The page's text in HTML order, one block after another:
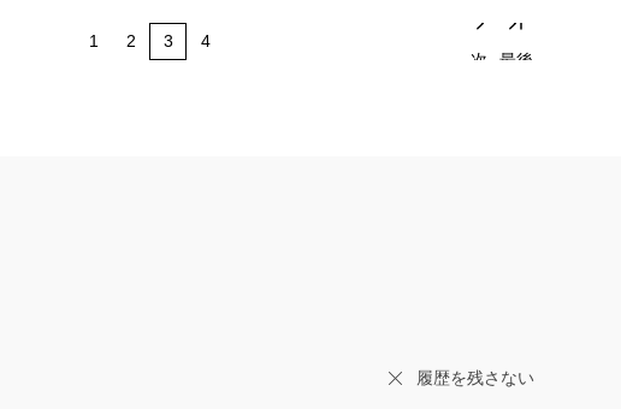
1 2 3
4
次
最後
履歴を残さない